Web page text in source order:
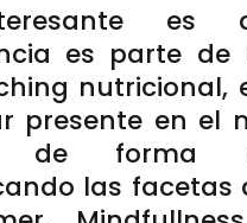
es
es parte de
nutricional,
presente en el
de forma
las facetas